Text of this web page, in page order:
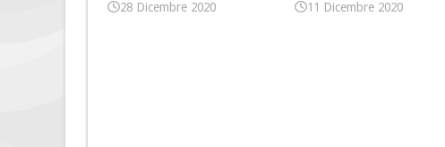
28 Dicembre 2020 11 Dicembre 2020